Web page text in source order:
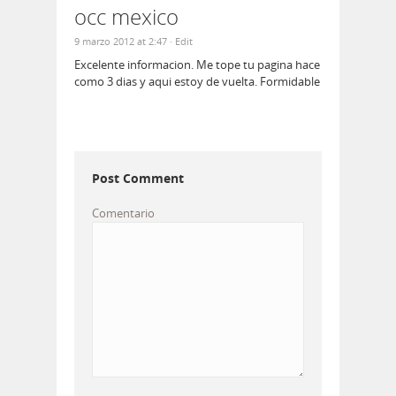
occ mexico
9 marzo 2012 at 2:47 · Edit
Excelente informacion. Me tope tu pagina hace
como 3 dias y aqui estoy de vuelta. Formidable
Post Comment
Comentario